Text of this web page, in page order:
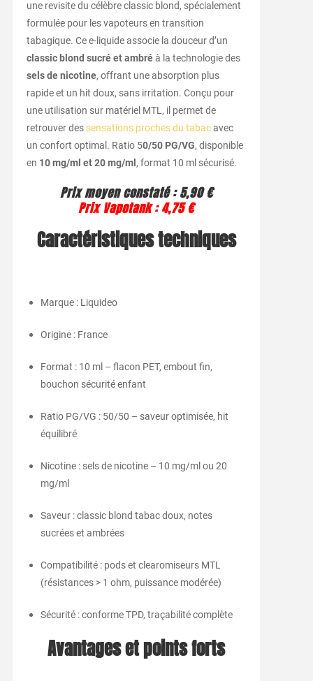
une revisite du célèbre classic blond, spécialement
formulée pour les vapoteurs en transition
tabagique. Ce e-liquide associe la douceur d’un
classic blond sucré et ambréà la technologie des
sels de nicotine, offrant une absorption plus
rapide et un hit doux, sans irritation. Conçu pour
une utilisation sur matériel MTL, il permet de
retrouver des sensations proches du tabacavec
un confort optimal. Ratio 50/50 PG/VG, disponible
en 10 mg/ml et 20 mg/ml , format 10 ml sécurisé.
Prix moyen constaté : 5,90 €
Prix Vapotank : 4,75 €
Caractéristiques techniques
Marque : Liquideo
Origine : France
Format : 10 ml – flacon PET, embout fin,
bouchon sécurité enfant
Ratio PG/VG : 50/50 – saveur optimisée, hit
équilibré
Nicotine : sels de nicotine – 10 mg/ml ou 20
mg/ml
Saveur : classic blond tabac doux, notes
sucrées et ambrées
Compatibilité : pods et clearomiseurs MTL
(résistances > 1 ohm, puissance modérée)
Sécurité : conforme TPD, traçabilité complète
Avantages et points forts